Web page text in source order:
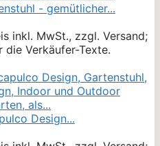
- gemütlicher...
inkl. MwSt., zzgl. Versand;
Verkäufer-Texte.
Design...